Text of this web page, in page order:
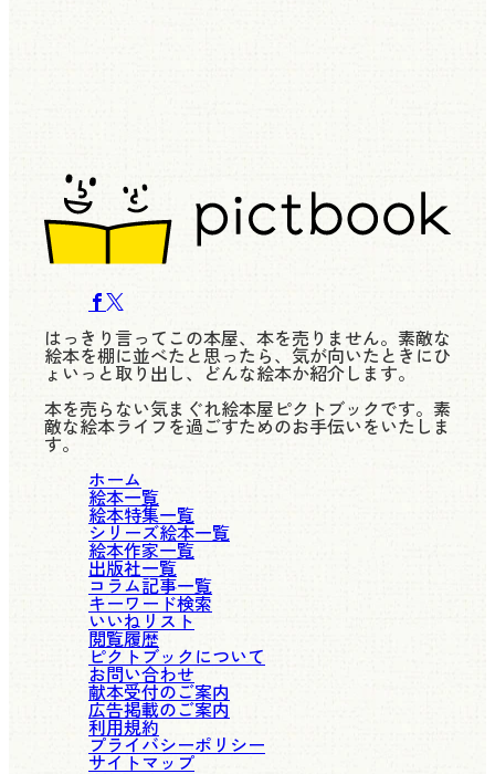
はっきり言ってこの本屋、本を売りません。素敵な
絵本を棚に並べたと思ったら、気が向いたときにひ
ょいっと取り出し、どんな絵本か紹介します。
本を売らない気まぐれ絵本屋ピクトブックです。素
敵な絵本ライフを過ごすためのお手伝いをいたしま
す。
ホーム
絵本一覧
絵本特集一覧
シリーズ絵本一覧
絵本作家一覧
出版社一覧
コラム記事一覧
キーワード検索
いいねリスト
閲覧履歴
ピクトブックについて
お問い合わせ
献本受付のご案内
広告掲載のご案内
利用規約
プライバシーポリシー
サイトマップ